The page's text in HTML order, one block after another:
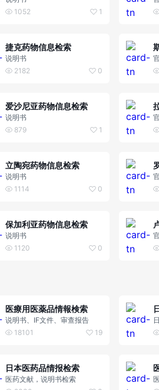
1052
1
捷克药物信息检索
说明书
2182
0
爱沙尼亚药物信息检索
说明书
879
1
立陶宛药物信息检索
说明书
1114
0
保加利亚药物信息检索
说明书
1120
0
医療用医薬品情報検索
说明书、IF文件、审查报告
18101
19
日本医药品情报检索
医药文献，说明书检索